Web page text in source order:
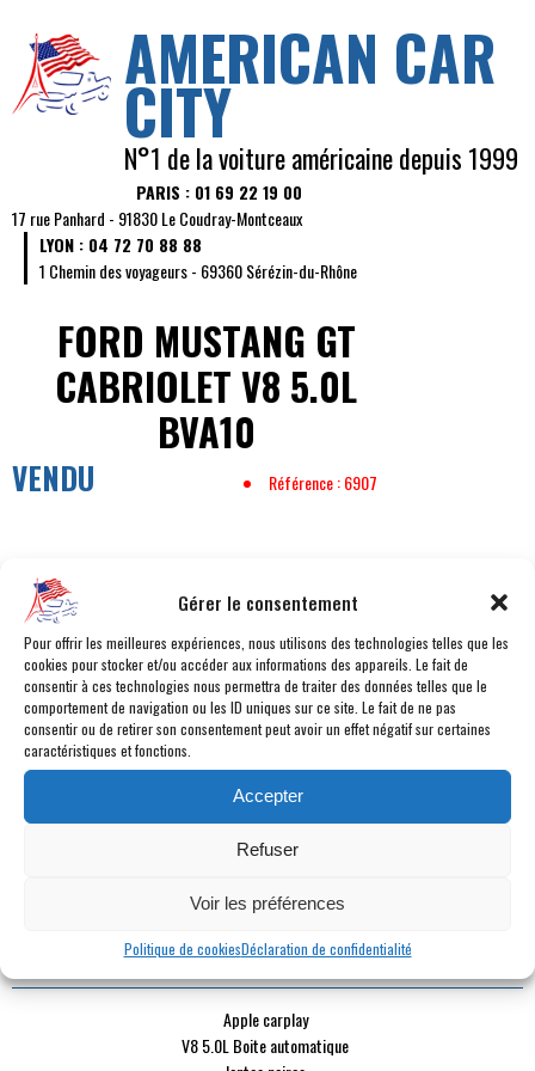
Gérer le consentement
Pour offrir les meilleures expériences, nous utilisons des technologies telles que les
cookies pour stocker et/ou accéder aux informations des appareils. Le fait de
consentir à ces technologies nous permettra de traiter des données telles que le
comportement de navigation ou les ID uniques sur ce site. Le fait de ne pas
consentir ou de retirer son consentement peut avoir un effet négatif sur certaines
caractéristiques et fonctions.
Accepter
Refuser
Voir les préférences
Politique de cookiesDéclaration de confidentialité
AMERICAN CAR
CITY
N°1 de la voiture américaine depuis 1999
PARIS : 01 69 22 19 00
17 rue Panhard - 91830 Le Coudray-Montceaux
LYON : 04 72 70 88 88
1 Chemin des voyageurs - 69360 Sérézin-du-Rhône
FORD MUSTANG GT
CABRIOLET V8 5.0L
BVA10
VENDU Référence : 6907
CATÉGORIE :
CARBURANT :
Essence
BOÎTE :Automatique 10 vitesses
MILLÉSIME :2018
KILOMÉTRAGE :83 470 km
COULEUR :Rouge
INTÉRIEUR :Cuir Rouge
PUISSANCE DYN. :
PUISSANCE FISCALE :
36 cv fiscaux
12 mois
POINTS FORTS
Apple carplay
V8 5.0L Boite automatique